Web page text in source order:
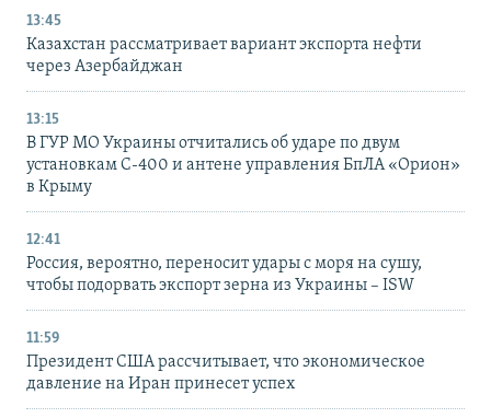
13:45
Казахстан рассматривает вариант экспорта нефти
через Азербайджан
13:15
В ГУР МО Украины отчитались об ударе по двум
установкам С-400 и антене управления БпЛА «Орион»
в Крыму
12:41
Россия, вероятно, переносит удары с моря на сушу,
чтобы подорвать экспорт зерна из Украины – ISW
11:59
Президент США рассчитывает, что экономическое
давление на Иран принесет успех